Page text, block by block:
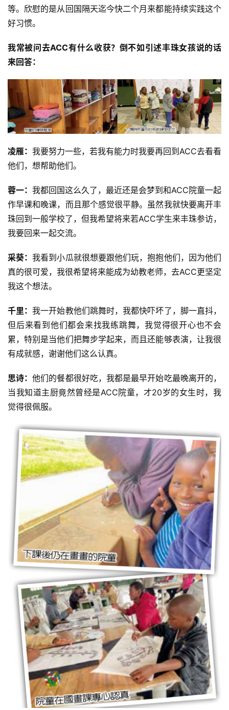
资
讯
八
点
等。欣慰的是从回国隔天迄今快二个月来都能持续实践这个
好习惯。
我常被问去ACC有什么收获？倒不如引述丰珠女孩说的话
来回答：
凌雁： 我要努力一些，若我有能力时我要再回到ACC去看看
他们，想帮助他们。
蓉一： 我都回国这么久了，最近还是会梦到和ACC院童一起
作早课和晚课，而且那个感觉很平静。虽然我就快要离开丰
珠回到一般学校了，但我希望将来若ACC学生来丰珠参访，
我要回来一起交流。
采葵：我看到小瓜就很想要跟他们玩，抱抱他们，因为他们
真的很可爱，我很希望将来能成为幼教老师，去ACC更坚定
我这个想法。
千里：我一开始教他们跳舞时，我都快吓坏了，脚一直抖，
但后来看到他们都会来找我练跳舞，我觉得很开心也不会
累，特别是当他们把舞步学起来，而且还能够表演，让我很
有成就感，谢谢他们这么认真。
思诗：他们的餐都很好吃，我都是最早开始吃最晚离开的，
当我知道主厨竟然曾经是ACC院童，才20岁的女生时，我
觉得很佩服。